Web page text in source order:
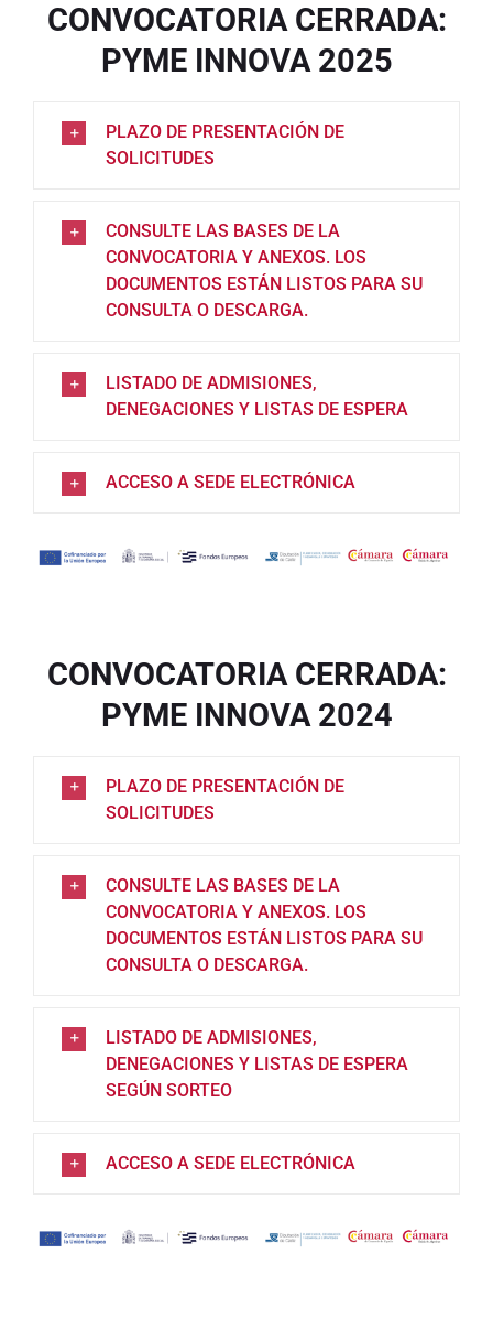
CONVOCATORIA CERRADA:
PYME INNOVA 2025
PLAZO DE PRESENTACIÓN DE
SOLICITUDES
CONSULTE LAS BASES DE LA
CONVOCATORIA Y ANEXOS. LOS
DOCUMENTOS ESTÁN LISTOS PARA SU
CONSULTA O DESCARGA.
LISTADO DE ADMISIONES,
DENEGACIONES Y LISTAS DE ESPERA
ACCESO A SEDE ELECTRÓNICA
CONVOCATORIA CERRADA:
PYME INNOVA 2024
PLAZO DE PRESENTACIÓN DE
SOLICITUDES
CONSULTE LAS BASES DE LA
CONVOCATORIA Y ANEXOS. LOS
DOCUMENTOS ESTÁN LISTOS PARA SU
CONSULTA O DESCARGA.
LISTADO DE ADMISIONES,
DENEGACIONES Y LISTAS DE ESPERA
SEGÚN SORTEO
ACCESO A SEDE ELECTRÓNICA